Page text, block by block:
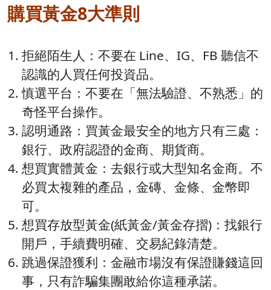
購買黃金8大準則
拒絕陌生人：不要在 Line、IG、FB 聽信不
認識的人買任何投資品。
慎選平台：不要在「無法驗證、不熟悉」的
奇怪平台操作。
認明通路：買黃金最安全的地方只有三處：
銀行、政府認證的金商、期貨商。
想買實體黃金：去銀行或大型知名金商。不
必買太複雜的產品，金磚、金條、金幣即
可。
想買存放型黃金(紙黃金/黃金存摺)：找銀行
開戶，手續費明確、交易紀錄清楚。
跳過保證獲利：金融市場沒有保證賺錢這回
事，只有詐騙集團敢給你這種承諾。